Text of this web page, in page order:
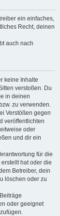
ein einfaches,
Recht, deinen
auch nach
keine Inhalte
verstoßen. Du
in deinen
zu verwenden.
Verstößen gegen
veröffentlichten
oder
und dir ein
für die
hat oder die
Betreiber, dein
löschen oder zu
oder geeignet